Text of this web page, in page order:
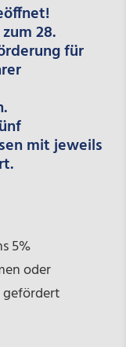
28.
für
mit jeweils
5%
oder